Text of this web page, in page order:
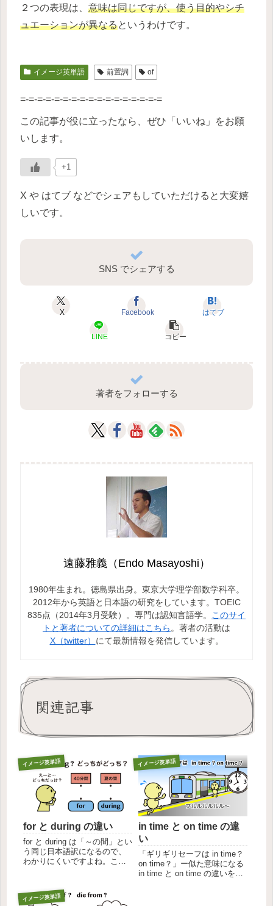
２つの表現は、 意味は同じですが、使う目的やシチ
ュエーションが異なるというわけです。
イメージ英単語 前置詞 of
=-=-=-=-=-=-=-=-=-=-=-=-=-=-=-=-=
この記事が役に立ったなら、ぜひ「いいね」をお願
いします。
+1
X や はてブ などでシェアもしていただけると大変嬉
しいです。
SNS でシェアする
X Facebook はてブ
LINE コピー
著者をフォローする
遠藤雅義（Endo Masayoshi）
1980年生まれ。徳島県出身。東京大学理学部数学科卒。
2012年から英語と日本語の研究をしています。TOEIC
835点（2014年3月受験）。専門は認知言語学。
このサイ
トと著者についての詳細はこちら 。著者の活動は
X（twitter） にて最新情報を発信しています。
関連記事
イメージ英単語
for と during の違い
for と during は「～の間」とい
う同じ日本語訳になるので、
わかりにくいですよね。この
の違いを解説しました。概
要：for と during の違い先...
イメージ英単語
in time と on time の違
い
「ギリギリセーフは in time？
on time？」ー似た意味になる
in time と on time の違いを、
イメージ英単語